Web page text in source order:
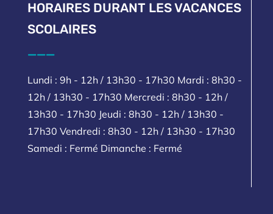
HORAIRES DURANT LES VACANCES
SCOLAIRES
___
Lundi : 9h - 12h / 13h30 - 17h30 Mardi : 8h30 -
12h / 13h30 - 17h30 Mercredi : 8h30 - 12h /
13h30 - 17h30 Jeudi : 8h30 - 12h / 13h30 -
17h30 Vendredi : 8h30 - 12h / 13h30 - 17h30
Samedi : Fermé Dimanche : Fermé